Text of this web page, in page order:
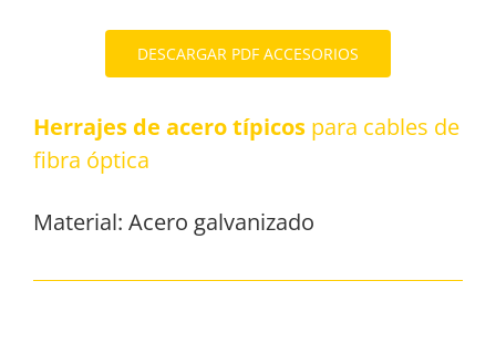
DESCARGAR PDF ACCESORIOS
Herrajes de acero típicospara cables de
fibra óptica
Material: Acero galvanizado